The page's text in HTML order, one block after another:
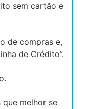
sem cartão e
de compras e,
de Crédito”.
que melhor se